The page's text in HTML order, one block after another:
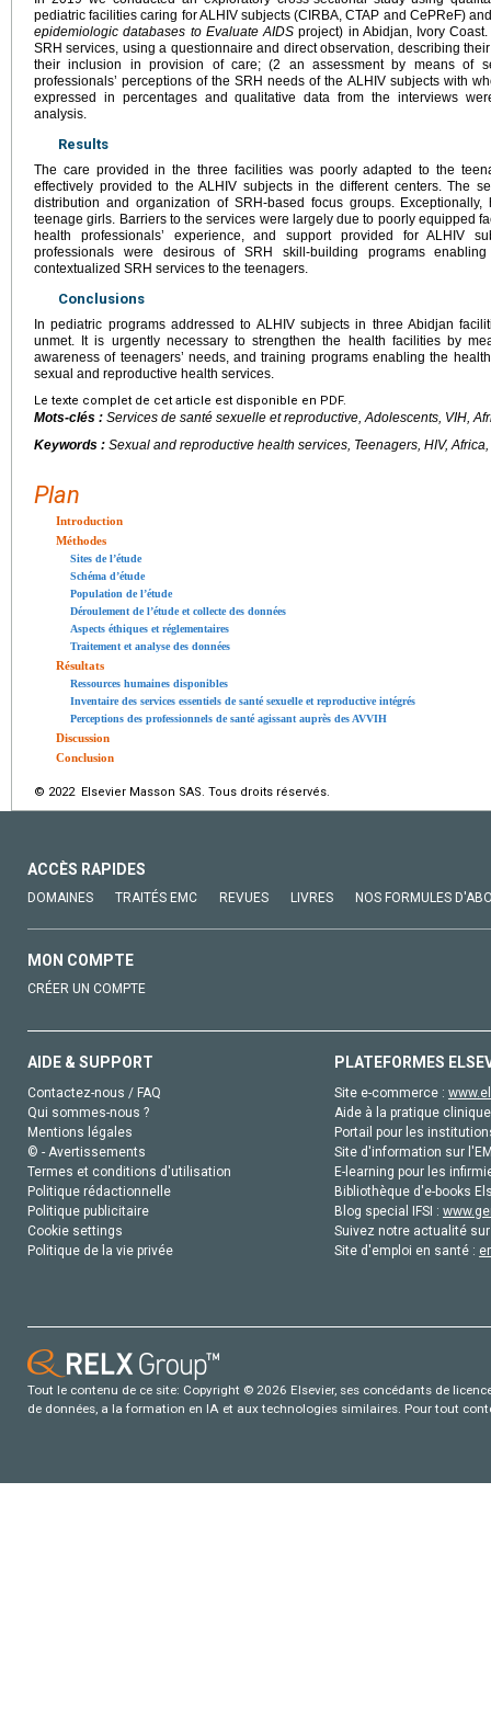
pediatric facilities caring for ALHIV subjects (CIRBA, CTAP and CePReF)
epidemiologic databases to Evaluate AIDS project) in Abidjan, Ivory
SRH services, using a questionnaire and direct observation, describing
their inclusion in provision of care; (2 an assessment by means of
professionals’ perceptions of the SRH needs of the ALHIV subjects with
expressed in percentages and qualitative data from the interviews
analysis.
Results
The care provided in the three facilities was poorly adapted to the
effectively provided to the ALHIV subjects in the different centers. The
distribution and organization of SRH-based focus groups.
teenage girls. Barriers to the services were largely due to poorly equipped
health professionals’ experience, and support provided for ALHIV
professionals were desirous of SRH skill-building programs
contextualized SRH services to the teenagers.
Conclusions
In pediatric programs addressed to ALHIV subjects in three Abidjan
unmet. It is urgently necessary to strengthen the health facilities by
awareness of teenagers’ needs, and training programs enabling the
sexual and reproductive health services.
Le texte complet de cet article est disponible en PDF.
Mots-clés : Services de santé sexuelle et reproductive, Adolescents, VIH,
Keywords : Sexual and reproductive health services, Teenagers, HIV,
Plan
Introduction
Méthodes
Sites de l’étude
Schéma d’étude
Population de l’étude
Déroulement de l’étude et collecte des données
Aspects éthiques et réglementaires
Traitement et analyse des données
Résultats
Ressources humaines disponibles
Inventaire des services essentiels de santé sexuelle et reproductive intégrés
Perceptions des professionnels de santé agissant auprès des AVVIH
Discussion
Conclusion
© 2022 Elsevier Masson SAS. Tous droits réservés.
ACCÈS RAPIDES
DOMAINES TRAITÉS EMC REVUES LIVRES NOS FORMULES
MON COMPTE
CRÉER UN COMPTE
AIDE & SUPPORT
Contactez-nous / FAQ
Qui sommes-nous ?
Mentions légales
© - Avertissements
Termes et conditions d'utilisation
Politique rédactionnelle
Politique publicitaire
Cookie settings
Politique de la vie privée
PLATEFORMES
Site e-commerce :
Aide à la pratique
Portail pour les
Site d'information sur
E-learning pour les
Bibliothèque d'e-books
Blog special IFSI :
Suivez notre actualité
Site d'emploi en santé :
Tout le contenu de ce site: Copyright © 2026 Elsevier, ses concédants de
de données, a la formation en IA et aux technologies similaires. Pour tout